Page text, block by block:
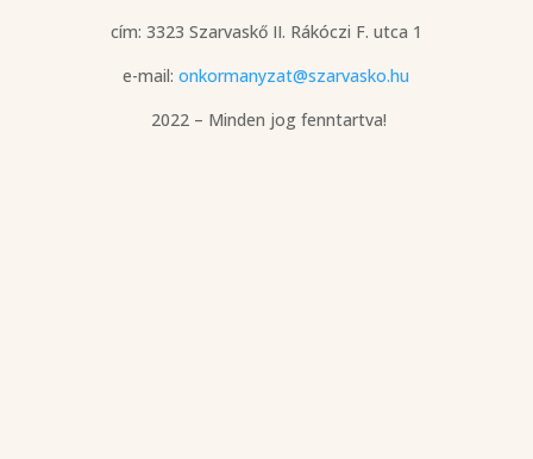
cím: 3323 Szarvaskő II. Rákóczi F. utca 1
e-mail:onkormanyzat@szarvasko.hu
2022 – Minden jog fenntartva!